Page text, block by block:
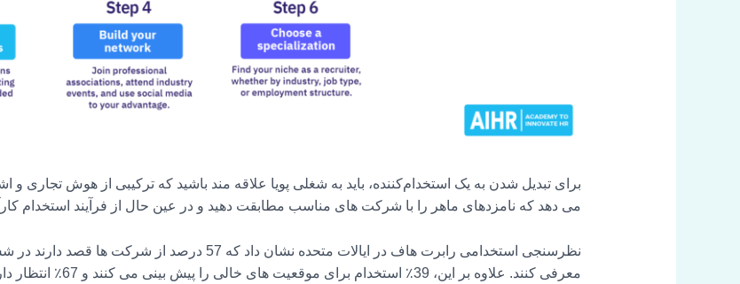
برای تبدیل شدن به یک استخدام‌کننده، باید به شغلی پویا علاقه مند باشید که ترکیبی از هوش تجاری و
می دهد که نامزدهای ماهر را با شرکت های مناسب مطابقت دهید و در عین حال از فرآیند استخدام
نظرسنجی استخدامی رابرت هاف در ایالات متحده نشان داد
معرفی کنند. علاوه بر این،